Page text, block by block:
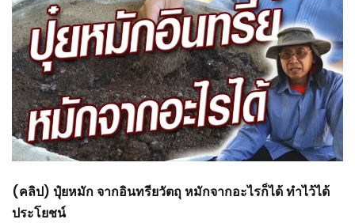
(คลิป) ปุ๋ยหมัก จากอินทรียวัตถุ หมักจากอะไรก็ได้ ทำไว้ได้
ประโยชน์